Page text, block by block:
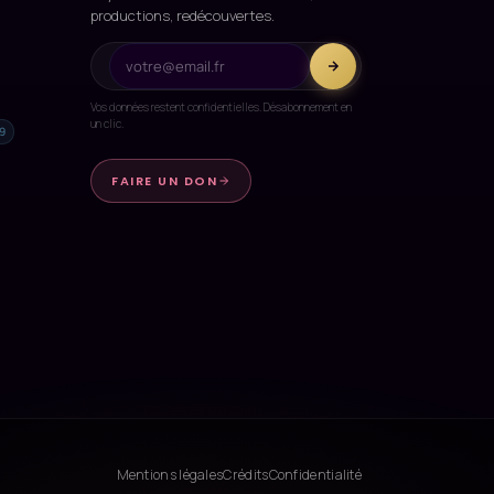
productions, redécouvertes.
Vos données restent confidentielles. Désabonnement en
un clic.
FAIRE UN DON
Mentions légalesCréditsConfidentialité